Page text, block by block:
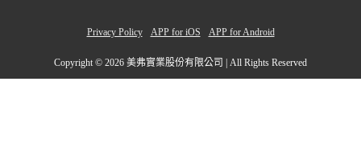
Privacy Policy APP for iOS APP for Android
Copyright © 2026 美弗實業股份有限公司 | All Rights Reserved